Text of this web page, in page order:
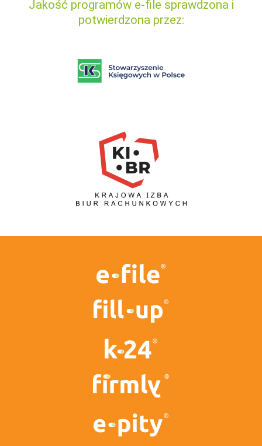
Jakość programów e-file sprawdzona i
potwierdzona przez: